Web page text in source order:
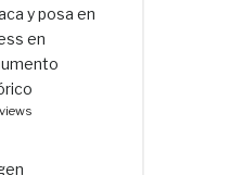
y posa en
en